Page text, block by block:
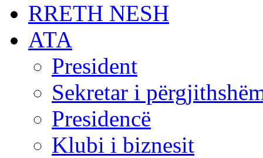
RRETH NESH
АТА
President
Sekretar i
Presidencë
Klubi i biznesit